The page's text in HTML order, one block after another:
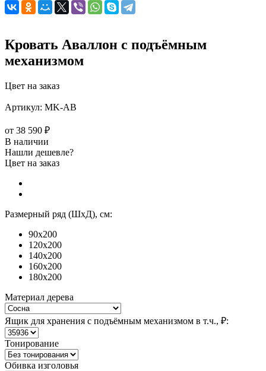
Кровать Аваллон с подъёмным
механизмом
Цвет на заказ
Артикул: MK-АВ
от 38 590 ₽
В наличии
Нашли дешевле?
Цвет на заказ
Размерный ряд (ШхД), см:
90x200
120x200
140x200
160x200
180x200
Материал дерева
Ящик для хранения с подъёмным механизмом в т.ч., ₽:
Тонирование
Обивка изголовья